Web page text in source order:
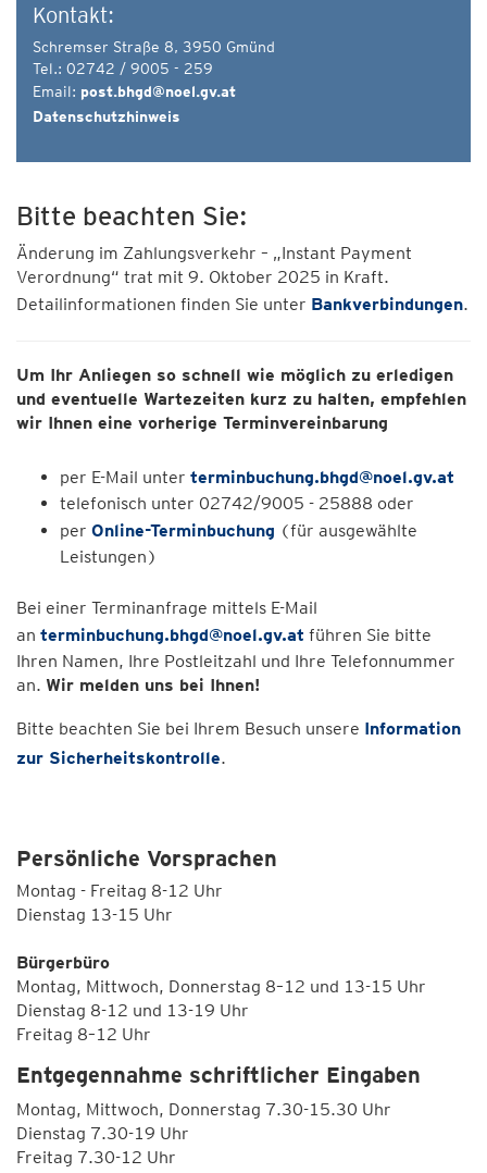
Kontakt:
Schremser Straße 8, 3950 Gmünd
Tel.: 02742 / 9005 - 259
Email: post.bhgd@noel.gv.at
Datenschutzhinweis
Bitte beachten Sie:
Änderung im Zahlungsverkehr – „Instant Payment
Verordnung“ trat mit 9. Oktober 2025 in Kraft.
Detailinformationen finden Sie unter Bankverbindungen.
Um Ihr Anliegen so schnell wie möglich zu erledigen
und eventuelle Wartezeiten kurz zu halten, empfehlen
wir Ihnen eine vorherige Terminvereinbarung
per E-Mail unter terminbuchung.bhgd@noel.gv.at
telefonisch unter 02742/9005 - 25888 oder
per Online-Terminbuchung (für ausgewählte
Leistungen)
Bei einer Terminanfrage mittels E-Mail
an terminbuchung.bhgd@noel.gv.at führen Sie bitte
Ihren Namen, Ihre Postleitzahl und Ihre Telefonnummer
an. Wir melden uns bei Ihnen!
Bitte beachten Sie bei Ihrem Besuch unsere Information
zur Sicherheitskontrolle.
Persönliche Vorsprachen
Montag - Freitag 8-12 Uhr
Dienstag 13-15 Uhr
Bürgerbüro
Montag, Mittwoch, Donnerstag 8–12 und 13-15 Uhr
Dienstag 8-12 und 13-19 Uhr
Freitag 8–12 Uhr
Entgegennahme schriftlicher Eingaben
Montag, Mittwoch, Donnerstag 7.30-15.30 Uhr
Dienstag 7.30-19 Uhr
Freitag 7.30-12 Uhr